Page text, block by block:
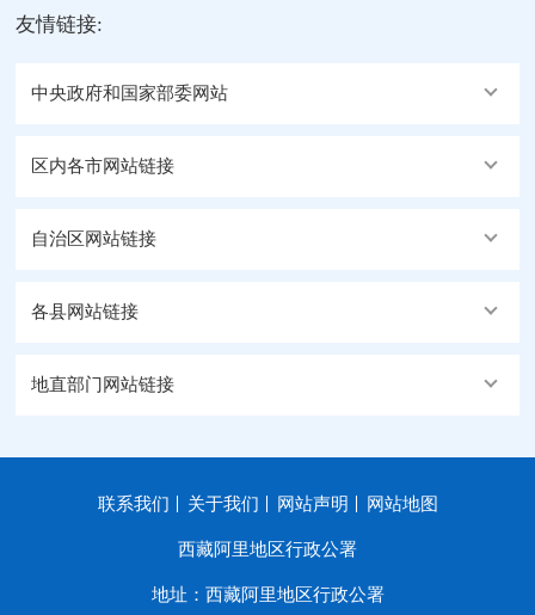
友情链接:
中央政府和国家部委网站
区内各市网站链接
自治区网站链接
各县网站链接
地直部门网站链接
联系我们 关于我们 网站声明 网站地图
西藏阿里地区行政公署
地址：西藏阿里地区行政公署